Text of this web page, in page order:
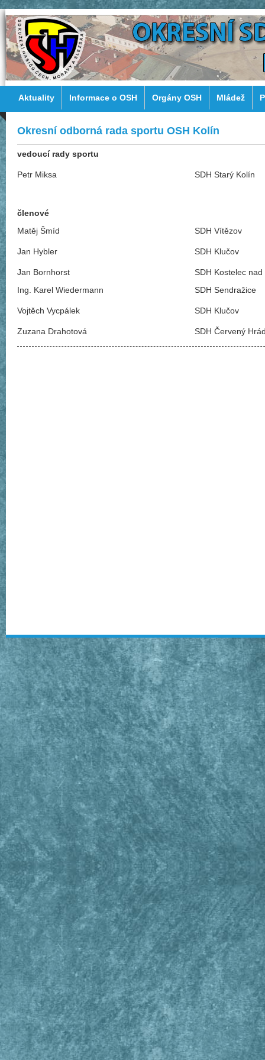
Aktuality Informace o OSH Orgány OSH Mládež
Okresní odborná rada sportu OSH Kolín
vedoucí rady sportu
Petr Miksa SDH Starý Kolín
členové
Matěj Šmíd
SDH Vítězov
Jan Hybler SDH Klučov
Jan Bornhorst
SDH Kostelec
Ing. Karel Wiedermann
SDH Sendražice
Vojtěch Vycpálek SDH Klučov
Zuzana Drahotová SDH Červený